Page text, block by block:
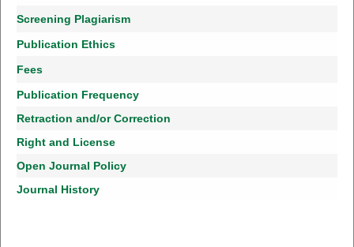
Screening Plagiarism
Publication Ethics
Fees
Publication Frequency
Retraction and/or Correction
Right and License
Open Journal Policy
Journal History